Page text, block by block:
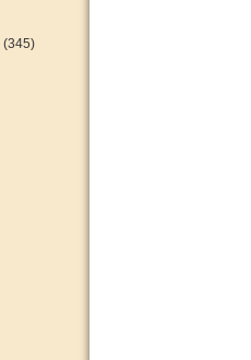
(345)